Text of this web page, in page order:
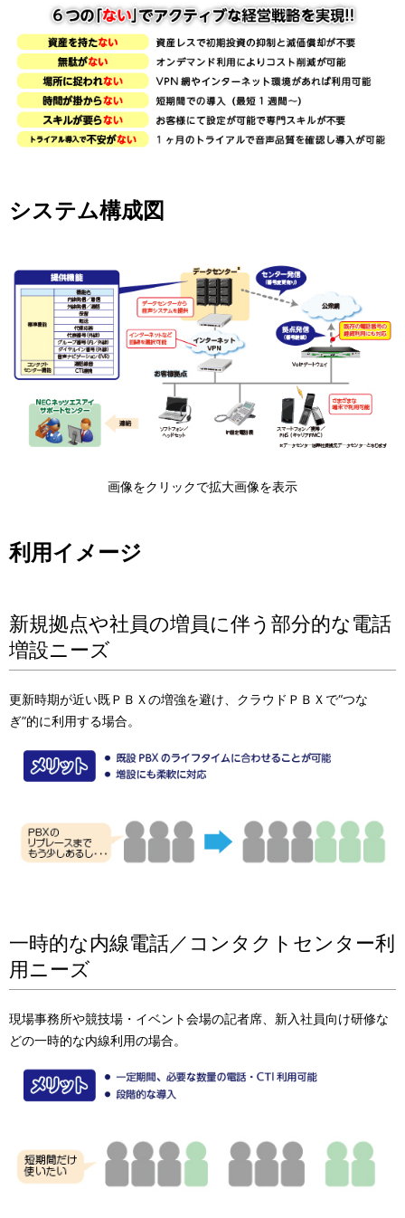
システム構成図
画像をクリックで拡大画像を表示
利用イメージ
新規拠点や社員の増員に伴う部分的な電話
増設ニーズ
更新時期が近い既ＰＢＸの増強を避け、クラウドＰＢＸで“つな
ぎ”的に利用する場合。
一時的な内線電話／コンタクトセンター利
用ニーズ
現場事務所や競技場・イベント会場の記者席、新入社員向け研修な
どの一時的な内線利用の場合。